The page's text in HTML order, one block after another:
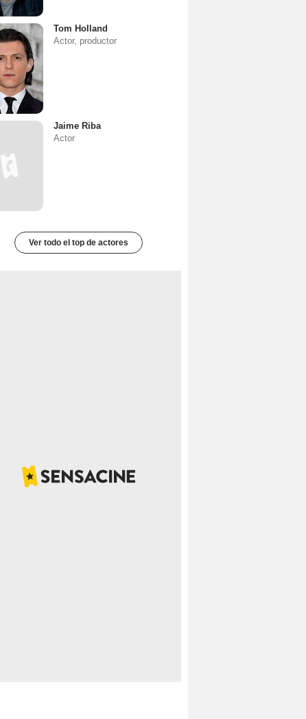
Tom Holland
Actor, productor
Jaime Riba
Actor
Ver todo el top de actores